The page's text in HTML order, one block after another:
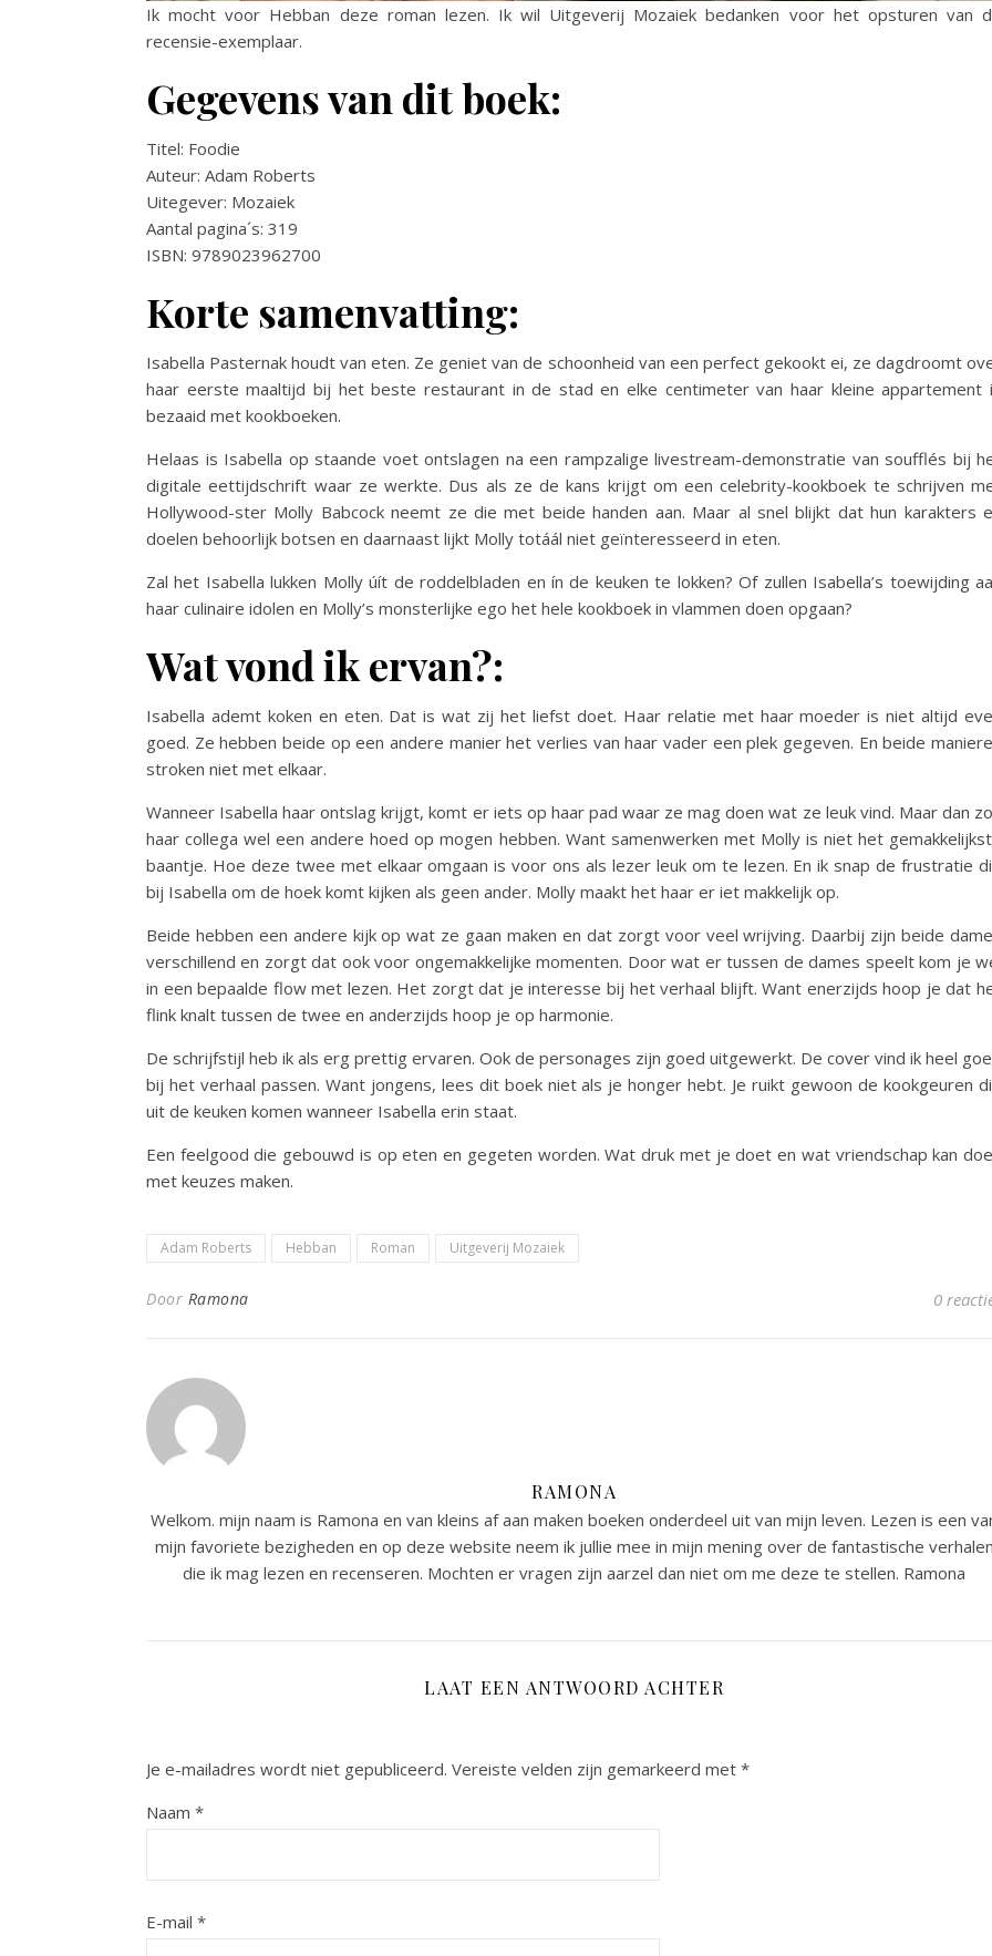
Ik mocht voor Hebban deze roman lezen. Ik wil Uitgeverij Mozaiek bedanken voor het opsturen van
recensie-exemplaar.
Gegevens van dit boek:
Titel: Foodie
Auteur: Adam Roberts
Uitegever: Mozaiek
Aantal pagina´s: 319
ISBN: 9789023962700
Korte samenvatting:
Isabella Pasternak houdt van eten. Ze geniet van de schoonheid van een perfect gekookt ei, ze dagdroomt
haar eerste maaltijd bij het beste restaurant in de stad en elke centimeter van haar kleine appartement
bezaaid met kookboeken.
Helaas is Isabella op staande voet ontslagen na een rampzalige livestream-demonstratie van soufflés bij
digitale eettijdschrift waar ze werkte. Dus als ze de kans krijgt om een celebrity-kookboek te schrijven
Hollywood-ster Molly Babcock neemt ze die met beide handen aan. Maar al snel blijkt dat hun karakters
doelen behoorlijk botsen en daarnaast lijkt Molly totáál niet geïnteresseerd in eten.
Zal het Isabella lukken Molly úít de roddelbladen en ín de keuken te lokken? Of zullen Isabella’s toewijding
haar culinaire idolen en Molly’s monsterlijke ego het hele kookboek in vlammen doen opgaan?
Wat vond ik ervan?:
Isabella ademt koken en eten. Dat is wat zij het liefst doet. Haar relatie met haar moeder is niet altijd
goed. Ze hebben beide op een andere manier het verlies van haar vader een plek gegeven. En beide
stroken niet met elkaar.
Wanneer Isabella haar ontslag krijgt, komt er iets op haar pad waar ze mag doen wat ze leuk vind. Maar dan
haar collega wel een andere hoed op mogen hebben. Want samenwerken met Molly is niet het
baantje. Hoe deze twee met elkaar omgaan is voor ons als lezer leuk om te lezen. En ik snap de frustratie
bij Isabella om de hoek komt kijken als geen ander. Molly maakt het haar er iet makkelijk op.
Beide hebben een andere kijk op wat ze gaan maken en dat zorgt voor veel wrijving. Daarbij zijn beide
verschillend en zorgt dat ook voor ongemakkelijke momenten. Door wat er tussen de dames speelt kom je
in een bepaalde flow met lezen. Het zorgt dat je interesse bij het verhaal blijft. Want enerzijds hoop je dat
flink knalt tussen de twee en anderzijds hoop je op harmonie.
De schrijfstijl heb ik als erg prettig ervaren. Ook de personages zijn goed uitgewerkt. De cover vind ik heel
bij het verhaal passen. Want jongens, lees dit boek niet als je honger hebt. Je ruikt gewoon de kookgeuren
uit de keuken komen wanneer Isabella erin staat.
Een feelgood die gebouwd is op eten en gegeten worden. Wat druk met je doet en wat vriendschap kan
met keuzes maken.
Adam Roberts Hebban Roman Uitgeverij Mozaiek
Door Ramona 0
RAMONA
Welkom. mijn naam is Ramona en van kleins af aan maken boeken onderdeel uit van mijn leven. Lezen is een
mijn favoriete bezigheden en op deze website neem ik jullie mee in mijn mening over de fantastische verhalen
die ik mag lezen en recenseren. Mochten er vragen zijn aarzel dan niet om me deze te stellen. Ramona
LAAT EEN ANTWOORD ACHTER
Je e-mailadres wordt niet gepubliceerd. Vereiste velden zijn gemarkeerd met *
Naam *
E-mail *